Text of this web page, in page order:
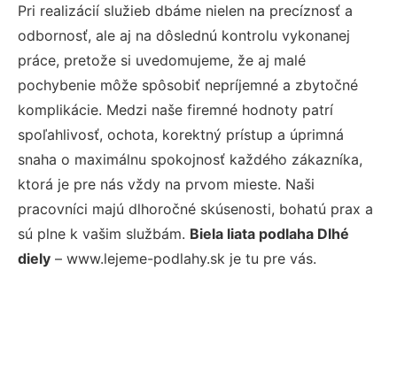
Pri realizácií služieb dbáme nielen na precíznosť a
odbornosť, ale aj na dôslednú kontrolu vykonanej
práce, pretože si uvedomujeme, že aj malé
pochybenie môže spôsobiť nepríjemné a zbytočné
komplikácie. Medzi naše firemné hodnoty patrí
spoľahlivosť, ochota, korektný prístup a úprimná
snaha o maximálnu spokojnosť každého zákazníka,
ktorá je pre nás vždy na prvom mieste. Naši
pracovníci majú dlhoročné skúsenosti, bohatú prax a
sú plne k vašim službám. Biela liata podlaha Dlhé
diely – www.lejeme-podlahy.sk je tu pre vás.